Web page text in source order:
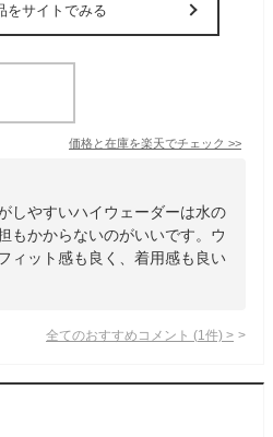
をサイトでみる
価格と在庫を楽天でチェック >>
しやすいハイウェーダーは水の
もかからないのがいいです。ウ
ィット感も良く、着用感も良い
全てのおすすめコメント (1 件) >